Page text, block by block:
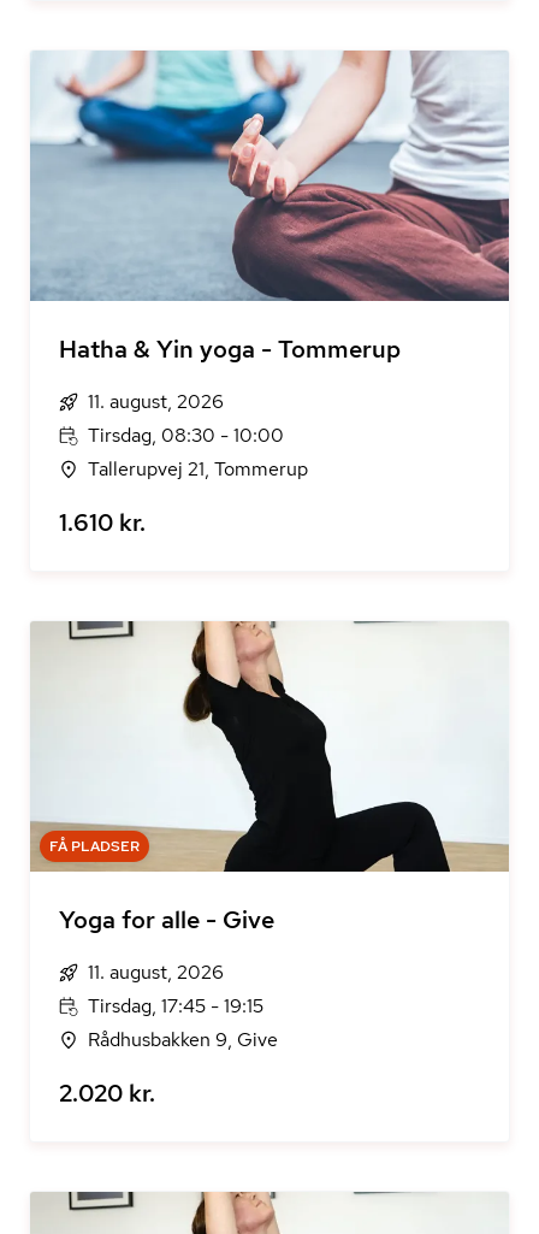
Hatha & Yin yoga - Tommerup
11. august, 2026
Tirsdag, 08:30 - 10:00
Tallerupvej 21, Tommerup
1.610 kr.
FÅ PLADSER
Yoga for alle - Give
11. august, 2026
Tirsdag, 17:45 - 19:15
Rådhusbakken 9, Give
2.020 kr.